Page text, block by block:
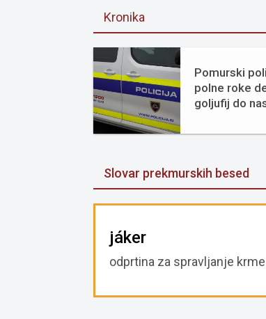
Kronika
Pomurski
polne roke
goljufij do
Slovar prekmurskih besed
jáker
odprtina za spravljanje